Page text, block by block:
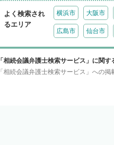
よく検索され
るエリア
横浜市 大阪市
広島市 仙台市
「相続会議弁護士検索サービス」に関
「相続会議弁護士検索サービス」への